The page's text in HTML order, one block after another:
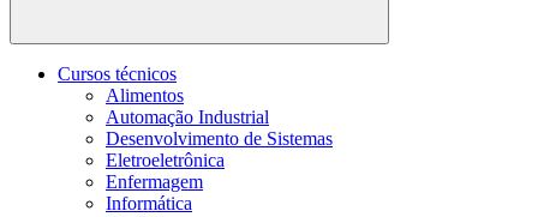
Buscar
Cursos técnicos
Alimentos
Automação Industrial
Desenvolvimento de Sistemas
Eletroeletrônica
Enfermagem
Informática